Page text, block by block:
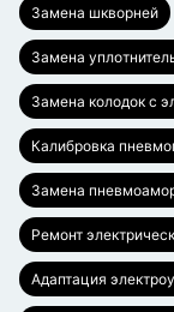
Замена шкворней
Замена
Замена колодок с
Калибровка
Замена
Ремонт
Адаптация